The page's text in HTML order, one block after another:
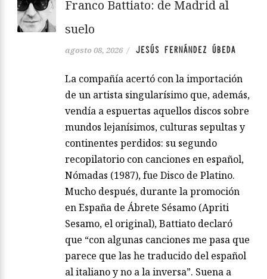
Franco Battiato: de Madrid al
suelo
agosto 08, 2026 / JESÚS FERNÁNDEZ ÚBEDA
La compañía acertó con la importación
de un artista singularísimo que, además,
vendía a espuertas aquellos discos sobre
mundos lejanísimos, culturas sepultas y
continentes perdidos: su segundo
recopilatorio con canciones en español,
Nómadas (1987), fue Disco de Platino.
Mucho después, durante la promoción
en España de Ábrete Sésamo (Apriti
Sesamo, el original), Battiato declaró
que “con algunas canciones me pasa que
parece que las he traducido del español
al italiano y no a la inversa”. Suena a